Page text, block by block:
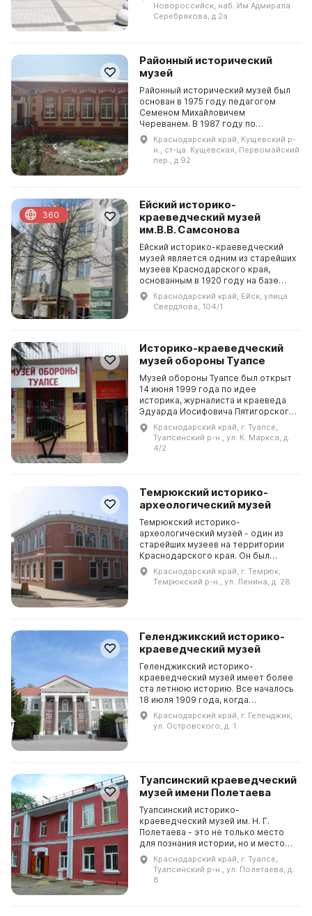
был ком...
Новороссийск, наб. Им Адмирала
Серебрякова, д 2а
Районный исторический
музей
Районный исторический музей был
основан в 1975 году педагогом
Семеном Михайловичем
Череванем. В 1987 году по
решению Министерства культуры
РСФСР музею было присвоено
почетное звание народного. В 2001
Краснодарский край, Кущевский р-
н., ст-ца. Кущевская, Первомайский
пер., д 92
Ейский историко-
краеведческий музей
им.В.В. Самсонова
Ейский историко-краеведческий
музей является одним из старейших
музеев Краснодарского края,
основанным в 1920 году на базе
музея наглядных пособий. В 2000
году музею было присвоено имя
выдающегося ейс...
Краснодарский край, Ейск, улица
Свердлова, 104/1
360
Историко-краеведческий
музей обороны Туапсе
Музей обороны Туапсе был открыт
14 июня 1999 года по идее
историка, журналиста и краеведа
Эдуарда Иосифовича Пятигорского.
Дизайн и все конструкции были
созданы туапсинскими
художниками: Александром Ш...
Краснодарский край, г. Туапсе,
Туапсинский р-н., ул. К. Маркса, д.
4/2
Темрюкский историко-
археологический музей
Темрюкский историко-
археологический музей - один из
старейших музеев на территории
Краснодарского края. Он был
создан в 1920 году по инициативе
учителей города, во главе с
краеведом и исследователем Т...
Краснодарский край, г. Темрюк,
Темрюкский р-н., ул. Ленина, д. 28
Геленджикский историко-
краеведческий музей
Геленджикский историко-
краеведческий музей имеет более
ста летнюю историю. Все началось
18 июля 1909 года, когда
дачевладельцы Солнцедара
торжественно открыли музей в
сторожке М. М. Рейнке. За
Краснодарский край, г. Геленджик,
ул. Островского, д. 1
Туапсинский краеведческий
музей имени Полетаева
Туапсинский историко-
краеведческий музей им. Н. Г.
Полетаева - это не только место
для познания истории, но и место
для проведения культурно-
массовых мероприятий. Он служит
для сохранения и популяриза...
Краснодарский край, г. Туапсе,
Туапсинский р-н., ул. Полетаева, д.
8